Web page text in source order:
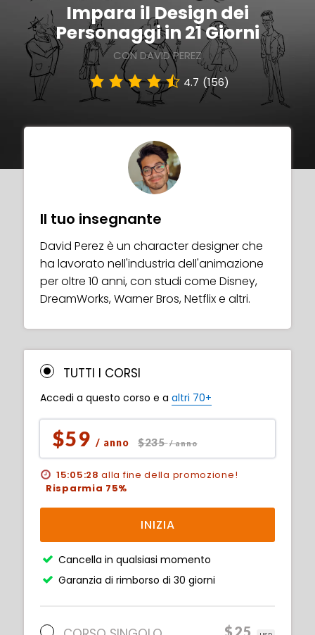
Impara il Design dei
Personaggi in 21 Giorni
CON DAVID PEREZ
4.7 (156)
Il tuo insegnante
David Perez è un character designer che
ha lavorato nell'industria dell'animazione
per oltre 10 anni, con studi come Disney,
DreamWorks, Warner Bros, Netflix e altri.
TUTTI I CORSI
Accedi a questo corso e a altri 70+
$59 / anno $235/ anno
15:05:27 alla fine della promozione!
Risparmia 75%
INIZIA
Cancella in qualsiasi momento
Garanzia di rimborso di 30 giorni
$25